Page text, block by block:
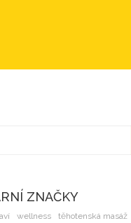
ZNAČKY
wellness těhotenská masáž